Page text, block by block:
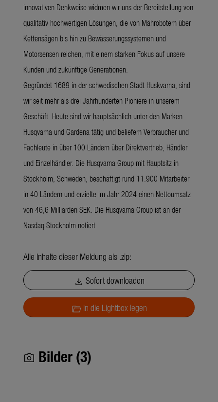
innovativen Denkweise widmen wir uns der Bereitstellung von
qualitativ hochwertigen Lösungen, die von Mährobotern über
Kettensägen bis hin zu Bewässerungssystemen und
Motorsensen reichen, mit einem starken Fokus auf unsere
Kunden und zukünftige Generationen.
Gegründet 1689 in der schwedischen Stadt Huskvarna, sind
wir seit mehr als drei Jahrhunderten Pioniere in unserem
Geschäft. Heute sind wir hauptsächlich unter den Marken
Husqvarna und Gardena tätig und beliefern Verbraucher und
Fachleute in über 100 Ländern über Direktvertrieb, Händler
und Einzelhändler. Die Husqvarna Group mit Hauptsitz in
Stockholm, Schweden, beschäftigt rund 11.900 Mitarbeiter
in 40 Ländern und erzielte im Jahr 2024 einen Nettoumsatz
von 46,6 Milliarden SEK. Die Husqvarna Group ist an der
Nasdaq Stockholm notiert.
Alle Inhalte dieser Meldung als .zip:
download Sofort downloaden
folder_openIn die Lightbox legen
photo_camera Bilder (3)